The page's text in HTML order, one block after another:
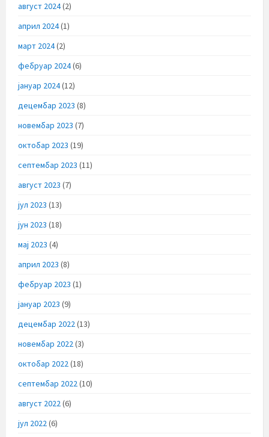
август 2024(2)
април 2024(1)
март 2024(2)
фебруар 2024(6)
јануар 2024(12)
децембар 2023 (8)
новембар 2023 (7)
октобар 2023 (19)
септембар 2023 (11)
август 2023 (7)
јул 2023 (13)
јун 2023 (18)
мај 2023 (4)
април 2023 (8)
фебруар 2023 (1)
јануар 2023 (9)
децембар 2022(13)
новембар 2022(3)
октобар 2022(18)
септембар 2022(10)
август 2022(6)
јул 2022(6)